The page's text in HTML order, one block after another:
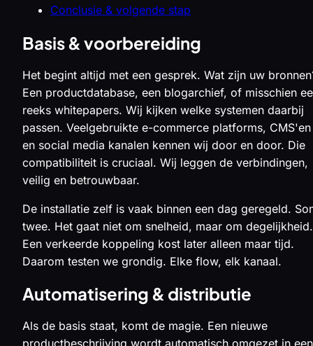
Conclusie & volgende stap
Basis & voorbereiding
Het begint altijd met een gesprek. Wat zijn uw
Een productdatabase, een blogarchief, of misschien
reeks whitepapers. Wij kijken welke systemen daarbij
passen. Veelgebruikte e-commerce platforms, CMS'en
en social media kanalen kennen wij door en door. Die
compatibiliteit is cruciaal. Wij leggen de verbindingen,
veilig en betrouwbaar.
De installatie zelf is vaak binnen een dag geregeld.
twee. Het gaat niet om snelheid, maar om degelijkheid.
Een verkeerde koppeling kost later alleen maar tijd.
Daarom testen we grondig. Elke flow, elk kanaal.
Automatisering & distributie
Als de basis staat, komt de magie. Een nieuwe